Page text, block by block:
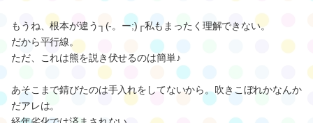
もうね、根本が違う┐(-。ー;)┌私もまったく理解できない。
だから平行線。
ただ、これは熊を説き伏せるのは簡単♪
あそこまで錆びたのは手入れをしてないから。吹きこぼれかなんか
だアレは。